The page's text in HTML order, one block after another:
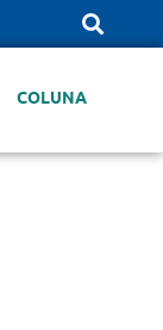
COLUNA